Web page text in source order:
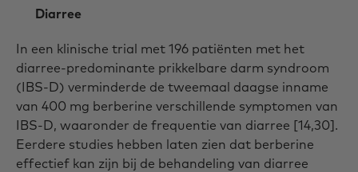
Diarree
In een klinische trial met 196 patiënten met het
diarree-predominante prikkelbare darm syndroom
(IBS-D) verminderde de tweemaal daagse inname
van 400 mg berberine verschillende symptomen van
IBS-D, waaronder de frequentie van diarree [14,30].
Eerdere studies hebben laten zien dat berberine
effectief kan zijn bij de behandeling van diarree